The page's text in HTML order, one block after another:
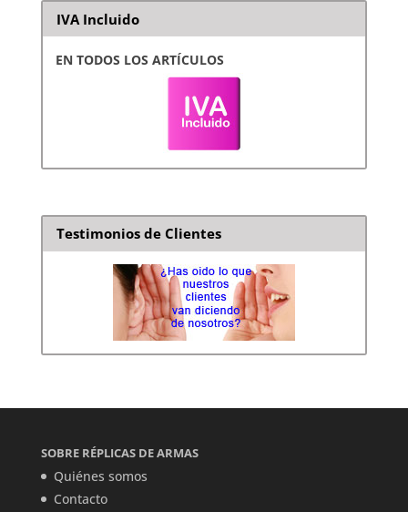
IVA Incluido
EN TODOS LOS ARTÍCULOS
Testimonios de Clientes
SOBRE RÉPLICAS DE ARMAS
Quiénes somos
Contacto